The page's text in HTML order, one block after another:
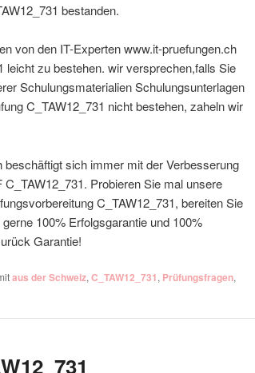
bestanden.
von den IT-Experten www.it-pruefungen.ch
leicht zu bestehen. wir versprechen,falls Sie
Schulungsmaterialien Schulungsunterlagen
C_TAW12_731 nicht bestehen, zaheln wir
sich immer mit der Verbesserung
Probieren Sie mal unsere
C_TAW12_731, bereiten Sie
100% Erfolgsgarantie und 100%
Garantie!
aus der Schweiz, C_TAW12_731, Prüfungsfragen,